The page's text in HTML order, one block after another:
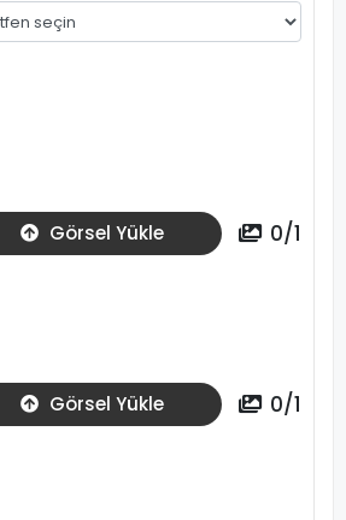
Görsel Yükle 0/1
Görsel Yükle 0/1